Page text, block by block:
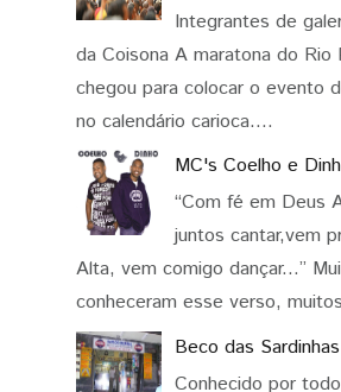
Integrantes de
da Coisona A maratona do Rio
chegou para colocar o evento
no calendário carioca....
MC's Coelho e
“Com fé em Deus
juntos cantar,vem
Alta, vem comigo dançar...”
conheceram esse verso,
Beco das Sardinhas
Conhecido por